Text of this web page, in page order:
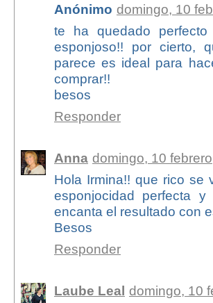
Anónimo domingo, 10
te ha quedado
esponjoso!! por cierto,
parece es ideal para
comprar!!
besos
Responder
Anna domingo, 10
Hola Irmina!! que rico se
esponjocidad perfecta
encanta el resultado con
Besos
Responder
Laube Leal domingo, 10